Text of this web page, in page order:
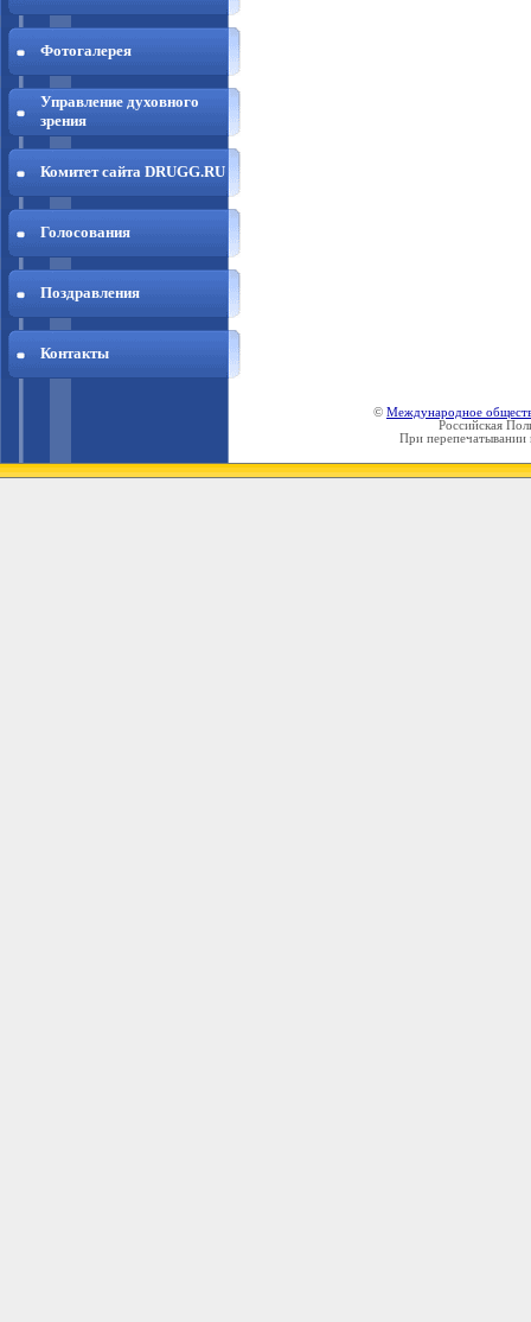
Фотогалерея
Управление духовного
зрения
Комитет сайта DRUGG.RU
Голосования
Поздравления
Контакты
© Международное
Российская
При перепечатывании